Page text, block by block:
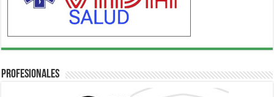
Profesionales